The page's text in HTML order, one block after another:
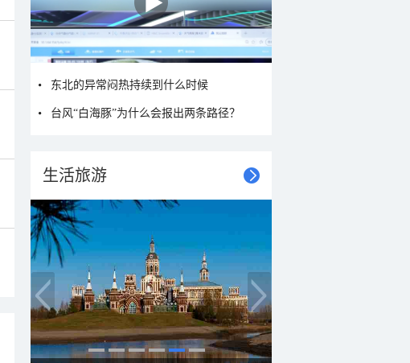
东北的异常闷热持续到什么时候
台风“白海豚”为什么会报出两条路径？
生活旅游